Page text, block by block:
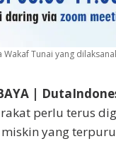
Tunai yang
|
perlu terus
yang